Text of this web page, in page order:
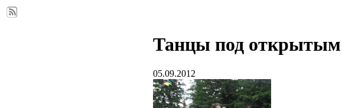
Танцы под открытым
05.09.2012